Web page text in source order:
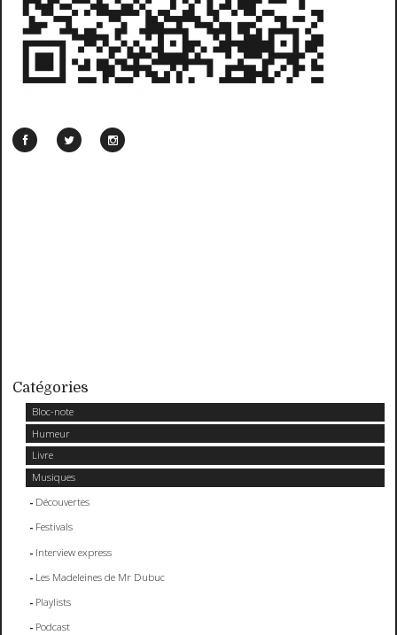
Catégories
Bloc-note
Humeur
Livre
Musiques
Découvertes
Festivals
Interview express
Les Madeleines de Mr Dubuc
Playlists
Podcast